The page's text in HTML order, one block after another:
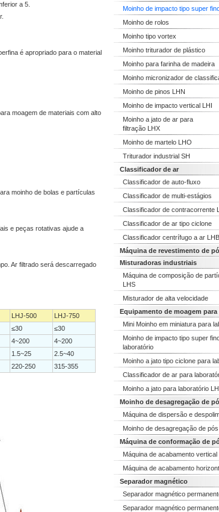
a 5.
é apropriado para o material
moagem de materiais com alto
moinho de bolas e partículas
e peças rotativas ajude a
Ar filtrado será descarregado
LHJ-500
LHJ-750
≤30
≤30
4~200
4~200
1.5~25
2.5~40
220-250 315-355
Moinho de impacto tipo super
Moinho de rolos
Moinho tipo vortex
Moinho triturador de plástico
Moinho para farinha de madeira
Moinho micronizador de
Moinho de pinos LHN
Moinho de impacto vertical LHI
Moinho a jato de ar para
filtração LHX
Moinho de martelo LHO
Triturador industrial SH
Classificador de ar
Classificador de auto-fluxo
Classificador de multi-estágios
Classificador de contracorrente
Classificador de ar tipo ciclone
Classificador centrífugo a ar LHB
Máquina de revestimento de pó
Misturadoras industriais
Máquina de composição de
LHS
Misturador de alta velocidade
Equipamento de moagem
Mini Moinho em miniatura para
Moinho de impacto tipo super
laboratório
Moinho a jato tipo ciclone para
Classificador de ar para
Moinho a jato para laboratório
Moinho de desagregação de
Máquina de dispersão e
Moinho de desagregação de pós
Máquina de conformação de
Máquina de acabamento vertical
Máquina de acabamento
Separador magnético
Separador magnético
Separador magnético